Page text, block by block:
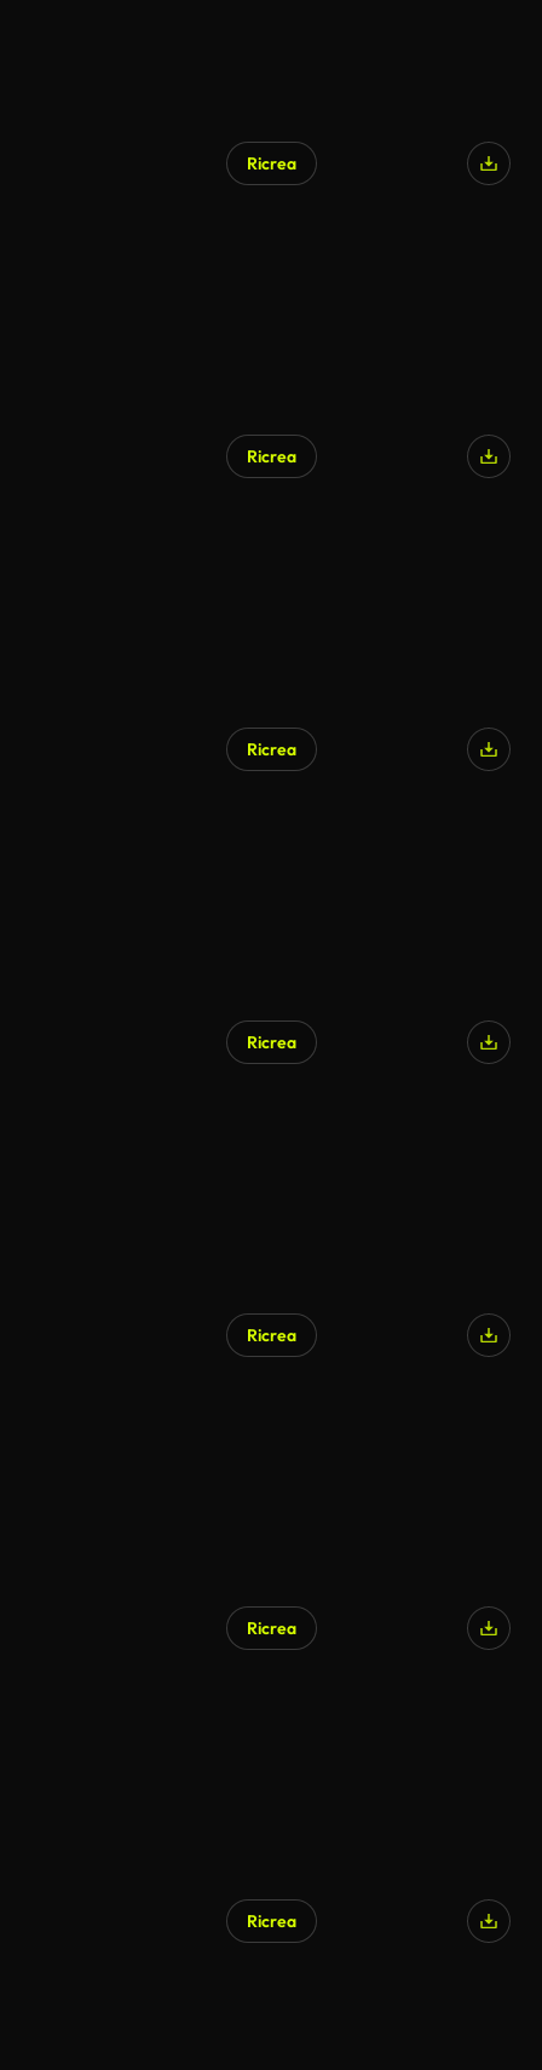
Ricrea
Ricrea
Ricrea
Ricrea
Ricrea
Ricrea
Ricrea